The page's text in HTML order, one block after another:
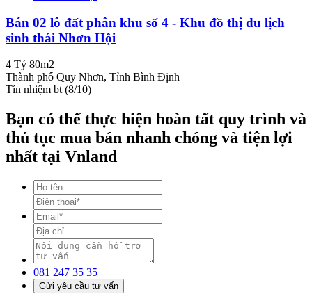
Bán 02 lô đất phân khu số 4 - Khu đồ thị du lịch
sinh thái Nhơn Hội
4 Tỷ 80m2
Thành phố Quy Nhơn, Tỉnh Bình Định
Tín nhiệm bt (8/10)
Bạn có thể thực hiện hoàn tất quy trình và
thủ tục mua bán nhanh chóng và tiện lợi
nhất tại Vnland
081 247 35 35
Gửi yêu cầu tư vấn